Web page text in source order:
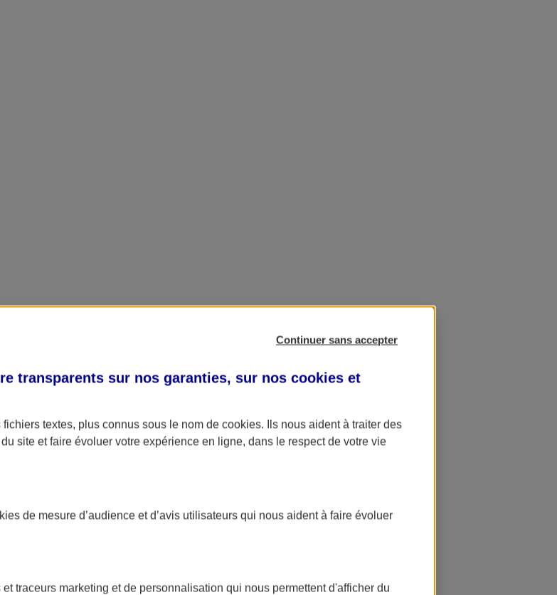
Continuer sans accepter
transparents sur nos garanties, sur nos cookies et
textes, plus connus sous le nom de cookies. Ils nous aident à traiter des
site et faire évoluer votre expérience en ligne, dans le respect de votre vie
de mesure d’audience et d’avis utilisateurs qui nous aident à faire évoluer
et traceurs marketing et de personnalisation qui nous permettent d'afficher du